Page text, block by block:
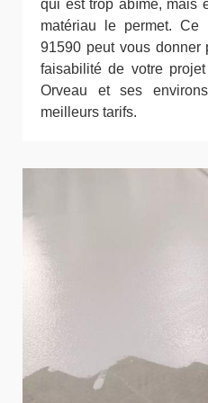
qui est trop abîmé, mais
matériau le permet.
91590 peut vous donner
faisabilité de votre
Orveau et ses
meilleurs tarifs.